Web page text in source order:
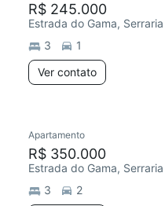
R$ 245.000
Estrada do Gama, Serraria
3
1
Ver contato
Apartamento
R$ 350.000
Estrada do Gama, Serraria
3
2